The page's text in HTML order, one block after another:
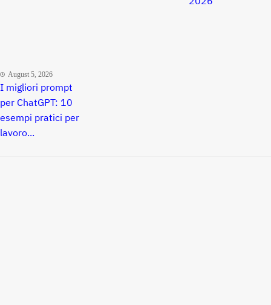
August 5, 2026
I migliori prompt
per ChatGPT: 10
esempi pratici per
lavoro...